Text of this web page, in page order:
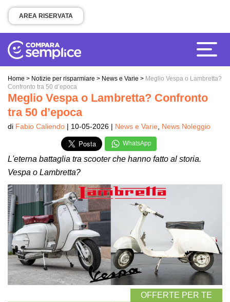
AREA RISERVATA
Home > Notizie per risparmiare > News e Varie > Meglio Vespa o Lambretta?
Confronto tra 50 d’epoca
Meglio Vespa o Lambretta? Confronto
tra 50 d’epoca
di Fabio Caliendo | 10-05-2026 | News e Varie News Noleggio
WhatsApp
L'eterna battaglia tra scooter che hanno fatto al storia.
Vespa o Lambretta?